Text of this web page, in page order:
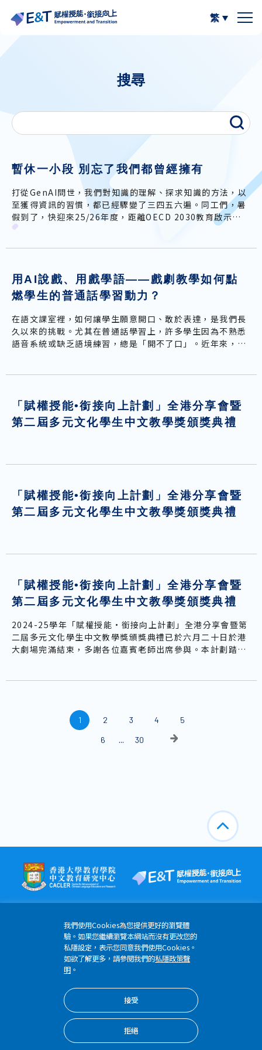
我們使用Cookies為您提供更好的瀏覽體
驗。如果您繼續瀏覽本網站而沒有更改您的
私隱設定，表示您同意我們使用Cookies。
如欲了解更多，請參閱我們的私隱政策聲
明 。
拒絕
接受
參與學校
最新動態
2023-24
作品集
W.I.S.E【以寫帶讀】
閲讀教學資源
聆聽教學資源
專欄區
A A A
繁
搜尋
暫休一小段 別忘了我們都曾經擁有
打從GenAI問世，我們對知識的理解、探求知識的方法，以
至獲得資訊的習慣，都已經驟變了三四五六遍。同工們，暑
假到了，快迎來25/26年度，距離OECD 2030教育啟示成
真日期又近了一步，你和你的心態都準備好了嗎？
用AI說戲、用戲學語——戲劇教學如何點
燃學生的普通話學習動力？
在語文課室裡，如何讓學生願意開口、敢於表達，是我們長
久以來的挑戰。尤其在普通話學習上，許多學生因為不熟悉
語音系統或缺乏語境練習，總是「開不了口」。近年來，我
「賦權授能•銜接向上計劃」全港分享會暨
第二屆多元文化學生中文教學獎頒獎典禮
「賦權授能•銜接向上計劃」全港分享會暨
第二屆多元文化學生中文教學獎頒獎典禮
「賦權授能•銜接向上計劃」全港分享會暨
第二屆多元文化學生中文教學獎頒獎典禮
2024-25學年「賦權授能•銜接向上計劃」全港分享會暨第
二屆多元文化學生中文教學獎頒獎典禮已於六月二十日於港
大劇場完滿結束，多謝各位嘉賓老師出席參與。本計劃踏入
1 2 3 4
5
6
... 30
香港薄扶林道香港大學明華綜合大樓6樓608-613室
(852) 3917 4796